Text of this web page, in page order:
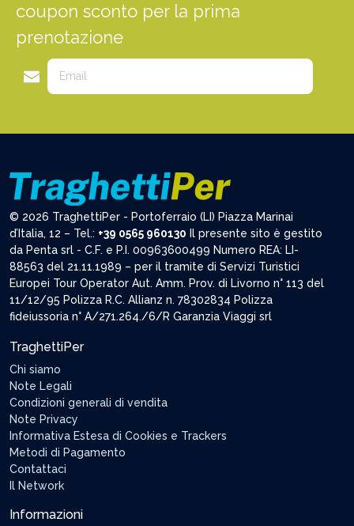
coupon sconto per la prima
prenotazione
© 2026 TraghettiPer - Portoferraio (LI) Piazza Marinai
d’Italia, 12 – Tel.: +39 0565 960130 Il presente sito è gestito
da Penta srl - C.F. e P.I. 00963600499 Numero REA: LI-
88563 del 21.11.1989 – per il tramite di Servizi Turistici
Europei Tour Operator Aut. Amm. Prov. di Livorno n° 113 del
11/12/95 Polizza R.C. Allianz n. 78302834 Polizza
fideiussoria n° A/271.264./6/R Garanzia Viaggi srl
TraghettiPer
Chi siamo
Note Legali
Condizioni generali di vendita
Note Privacy
Informativa Estesa di Cookies e Trackers
Metodi di Pagamento
Contattaci
Il Network
Informazioni